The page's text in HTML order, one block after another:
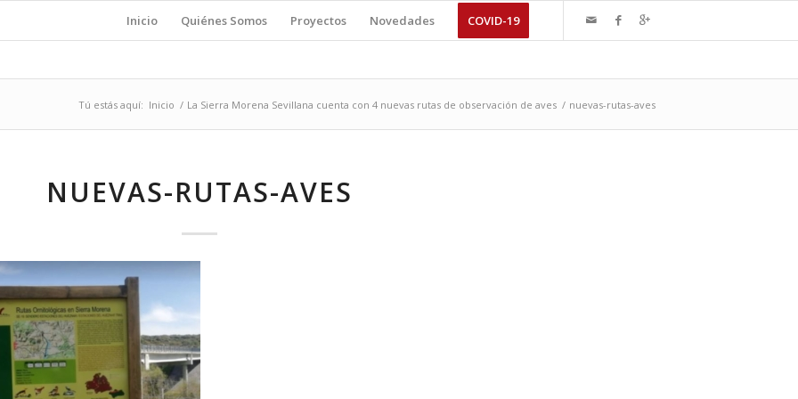
Inicio Quiénes Somos Proyectos Novedades COVID-19
Tú estás aquí: Inicio / La Sierra Morena Sevillana cuenta con 4 nuevas rutas de observación de aves / nuevas-rutas-aves
NUEVAS-RUTAS-AVES